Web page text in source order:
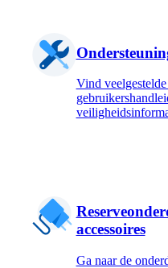
Vind
accessoires
Ga naar de